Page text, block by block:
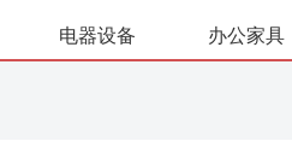
电器设备 办公家具